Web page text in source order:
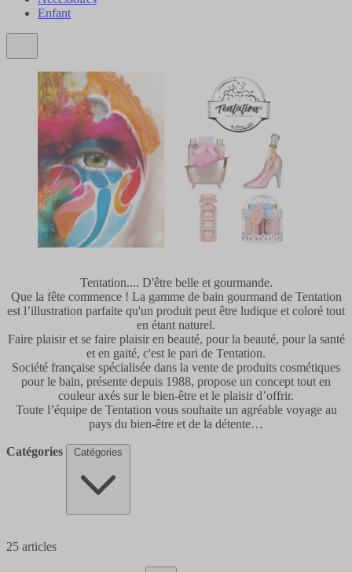
Enfant
Tentation.... D'être belle et gourmande.
Que la fête commence ! La gamme de bain gourmand de Tentation
est l’illustration parfaite qu'un produit peut être ludique et coloré tout
en étant naturel.
Faire plaisir et se faire plaisir en beauté, pour la beauté, pour la santé
et en gaité, c'est le pari de Tentation.
Société française spécialisée dans la vente de produits cosmétiques
pour le bain, présente depuis 1988, propose un concept tout en
couleur axés sur le bien-être et le plaisir d’offrir.
Toute l’équipe de Tentation vous souhaite un agréable voyage au
pays du bien-être et de la détente…
Catégories Catégories
25 articles